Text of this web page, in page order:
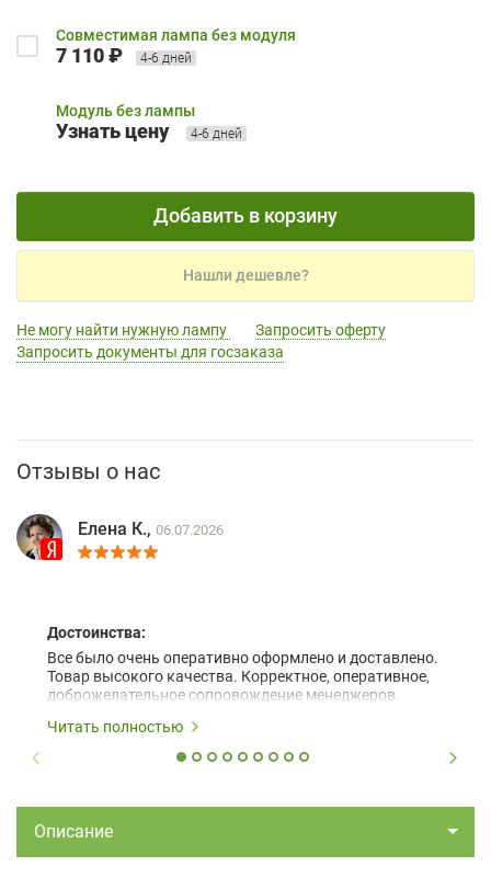
Совместимая лампа без модуля
7 110 ₽ 4-6 дней
Модуль без лампы
Узнать цену 4-6 дней
Добавить в корзину
Нашли дешевле?
Не могу найти нужную лампу
Запросить оферту
Запросить документы для госзаказа
Отзывы о нас
Елена К., 06.07.2026
Достоинства:
Все было очень оперативно оформлено и доставлено.
Товар высокого качества. Корректное, оперативное,
доброжелательное сопровождение менеджеров.
Читать полностью
Описание